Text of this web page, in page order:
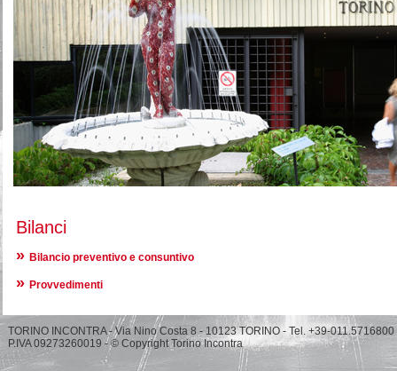
Bilanci
Bilancio preventivo e consuntivo
Provvedimenti
TORINO INCONTRA - Via Nino Costa 8 - 10123 TORINO - Tel. +39-011.5716800
P.IVA 09273260019 - © Copyright Torino Incontra